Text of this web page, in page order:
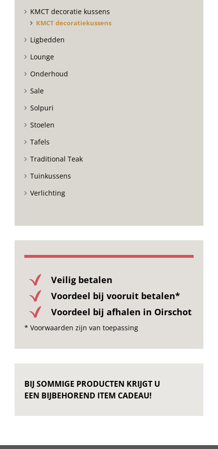
KMCT decoratie kussens
KMCT decoratiekussens
Ligbedden
Lounge
Onderhoud
Sale
Solpuri
Stoelen
Tafels
Traditional Teak
Tuinkussens
Verlichting
Veilig betalen
Voordeel bij vooruit betalen*
Voordeel bij afhalen in Oirschot
* Voorwaarden zijn van toepassing
BIJ SOMMIGE PRODUCTEN KRIJGT U
EEN BIJBEHOREND ITEM CADEAU!